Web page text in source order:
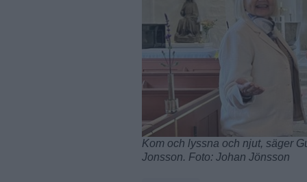
Kom och lyssna och njut, säger
Jonsson. Foto: Johan Jönsson